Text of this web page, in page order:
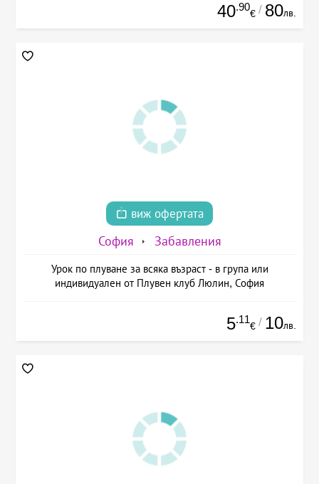
40.90
€ / 80лв.
виж офертата
София Забавления
Урок по плуване за всяка възраст - в група или
индивидуален от Плувен клуб Люлин, София
5.11
€ / 10лв.